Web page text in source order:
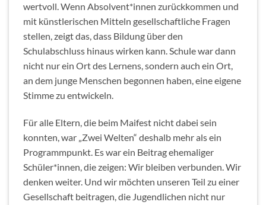
wertvoll. Wenn Absolvent*innen zurückkommen und
mit künstlerischen Mitteln gesellschaftliche Fragen
stellen, zeigt das, dass Bildung über den
Schulabschluss hinaus wirken kann. Schule war dann
nicht nur ein Ort des Lernens, sondern auch ein Ort,
an dem junge Menschen begonnen haben, eine eigene
Stimme zu entwickeln.
Für alle Eltern, die beim Maifest nicht dabei sein
konnten, war „Zwei Welten“ deshalb mehr als ein
Programmpunkt. Es war ein Beitrag ehemaliger
Schüler*innen, die zeigen: Wir bleiben verbunden. Wir
denken weiter. Und wir möchten unseren Teil zu einer
Gesellschaft beitragen, die Jugendlichen nicht nur